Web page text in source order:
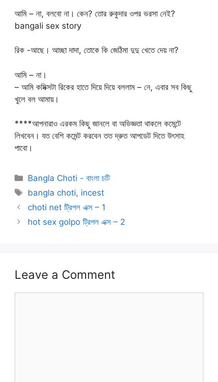
আমি – না, বলবো না। কেন? তোর রুকুদার ওপর ভরসা নেই?
bangali sex story
রিক -আছে। আচ্ছা দাদা, তোকে কি জেঠিমা দুদু খেতে দেয় না?
আমি – না।
– আমি কমিক্সটা রিকের হাতে দিয়ে দিয়ে বললাম – নে, এবার সব কিছু
খুলে বল আমায়।
****আপনারাও এরকম কিছু জানলে বা অভিজ্ঞতা থাকলে কমেন্টে
লিখবেন। যত বেশি কমেন্ট করবেন তত দ্রুত আপডেট দিতে উৎসাহ
পাবো।
Categories
Bangla Choti - বাংলা চটি
Tags
bangla choti, incest
choti net ট্রিপল এক্স – 1
hot sex golpo ট্রিপল এক্স – 2
Leave a Comment